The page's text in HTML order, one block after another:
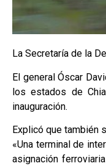
La Secretaría de la
El general Óscar
los estados de
inauguración.
Explicó que también
«Una terminal de
asignación